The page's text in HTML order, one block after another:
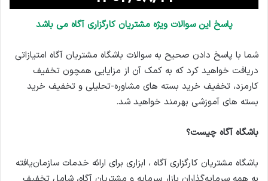
پاسخ این سوالات ویژه مشتریان کارگزاری آگاه می باشد
شما با پاسخ دادن صحیح به سوالات باشگاه مشتریان آگاه امتیازاتی
دریافت خواهید کرد که به کمک آن از مزایایی همچون تخفیف
کارمزد، تخفیف خرید بسته های مشاوره-تحلیلی و تخفیف خرید
بسته های آموزشی بهرمند خواهید شد.
باشگاه آگاه چیست؟
باشگاه مشتریان کارگزاری آگاه ، ابزاری برای ارائه خدمات سازمان‌یافته